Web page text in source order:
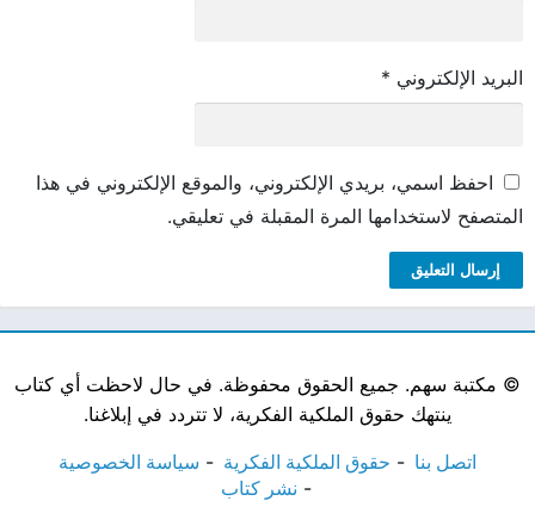
البريد الإلكتروني *
احفظ اسمي، بريدي الإلكتروني، والموقع الإلكتروني في هذا
المتصفح لاستخدامها المرة المقبلة في تعليقي.
© مكتبة سهم. جميع الحقوق محفوظة. في حال لاحظت أي كتاب
ينتهك حقوق الملكية الفكرية، لا تتردد في إبلاغنا.
اتصل بنا حقوق الملكية الفكرية
سياسة الخصوصية
نشر كتاب